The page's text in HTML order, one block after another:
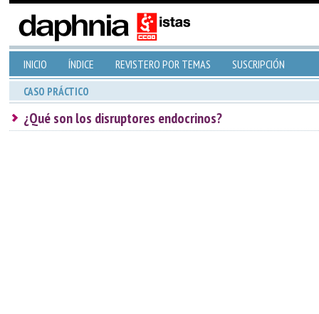
INICIO ÍNDICE REVISTERO POR TEMAS SUSCRIPCIÓN
CASO PRÁCTICO
¿Qué son los disruptores endocrinos?